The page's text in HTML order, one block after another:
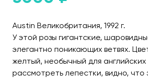
Austin Великобритания, 1992 г.
У этой розы гигантские,
элегантно поникающих ветвях.
желтый, необычный для английских
рассмотреть лепестки, видно, что